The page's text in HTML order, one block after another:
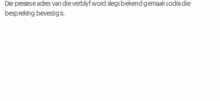
Die presiese adres van die verblyf word slegs bekend gemaak sodra die
bespreking bevestig is.